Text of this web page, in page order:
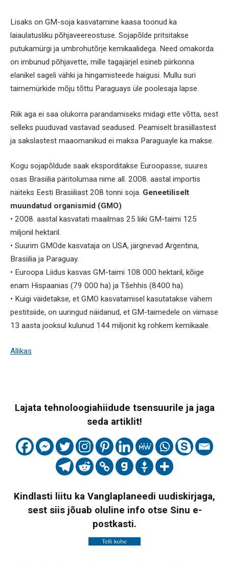
Lisaks on GM-soja kasvatamine kaasa toonud ka
laiaulatusliku põhjaveereostuse. Sojapõlde pritsitakse
putukamürgi ja umbrohutõrje kemikaalidega. Need omakorda
on imbunud põhjavette, mille tagajärjel esineb piirkonna
elanikel sageli vähki ja hingamisteede haigusi. Mullu suri
taimemürkide mõju tõttu Paraguays üle poolesaja lapse.
Riik aga ei saa olukorra parandamiseks midagi ette võtta, sest
selleks puuduvad vastavad seadused. Peamiselt brasiillastest
ja sakslastest maaomanikud ei maksa Paraguayle ka makse.
Kogu sojapõldude saak eksporditakse Euroopasse, suures
osas Brasiilia päritolumaa nime all. 2008. aastal importis
näiteks Eesti Brasiiliast 208 tonni soja. Geneetiliselt
muundatud organismid (GMO)
• 2008. aastal kasvatati maailmas 25 liiki GM-taimi 125
miljonil hektaril.
• Suurim GMOde kasvataja on USA, järgnevad Argentina,
Brasiilia ja Paraguay.
• Euroopa Liidus kasvas GM-taimi 108 000 hektaril, kõige
enam Hispaanias (79 000 ha) ja Tšehhis (8400 ha).
• Kuigi väidetakse, et GMO kasvatamisel kasutatakse vähem
pestitsiide, on uuringud näidanud, et GM-taimedele on viimase
13 aasta jooksul kulunud 144 miljonit kg rohkem kemikaale.
Allikas
Lajata tehnoloogiahiidude tsensuurile ja jaga
seda artiklit!
Kindlasti liitu ka Vanglaplaneedi uudiskirjaga,
sest siis jõuab oluline info otse Sinu e-
postkasti.